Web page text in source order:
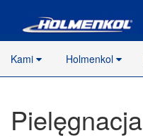
Kami
Holmenkol
Pielęgnacja